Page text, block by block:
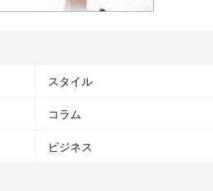
スタイル
コラム
ビジネス